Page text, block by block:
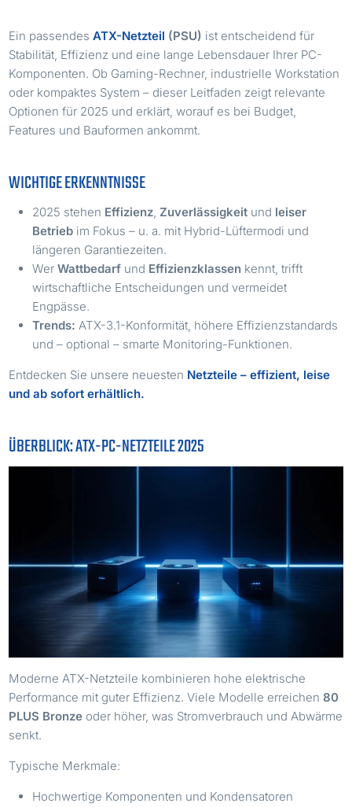
Ein passendesATX-Netzteil (PSU) ist entscheidend für
Stabilität, Effizienz und eine lange Lebensdauer Ihrer PC-
Komponenten. Ob Gaming-Rechner, industrielle Workstation
oder kompaktes System – dieser Leitfaden zeigt relevante
Optionen für 2025 und erklärt, worauf es bei Budget,
Features und Bauformen ankommt.
WICHTIGE ERKENNTNISSE
2025 stehen Effizienz, Zuverlässigkeit und leiser
Betrieb im Fokus – u. a. mit Hybrid-Lüftermodi und
längeren Garantiezeiten.
WerWattbedarf und Effizienzklassen kennt, trifft
wirtschaftliche Entscheidungen und vermeidet
Engpässe.
Trends: ATX-3.1-Konformität, höhere Effizienzstandards
und – optional – smarte Monitoring-Funktionen.
Entdecken Sie unsere neuesten Netzteile – effizient, leise
und ab sofort erhältlich.
ÜBERBLICK: ATX-PC-NETZTEILE 2025
Moderne ATX-Netzteile kombinieren hohe elektrische
Performance mit guter Effizienz. Viele Modelle erreichen80
PLUS Bronze oder höher, was Stromverbrauch und Abwärme
senkt.
Typische Merkmale:
Hochwertige Komponenten und Kondensatoren